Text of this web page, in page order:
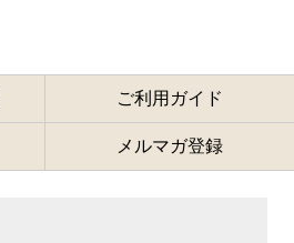
ご利用ガイド
メルマガ登録